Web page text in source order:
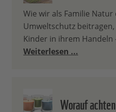
Wie wir als Familie
Umweltschutz
Kinder in ihrem Handeln
Weiterlesen ...
Worauf